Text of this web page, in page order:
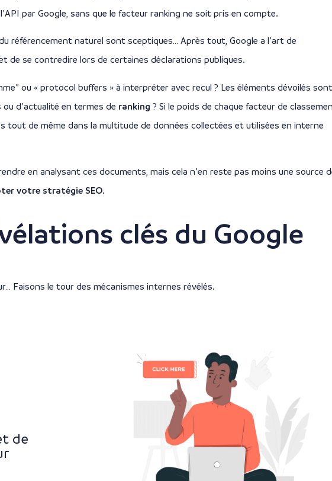
par Google, sans que le facteur ranking ne soit pris en compte.
référencement naturel sont sceptiques… Après tout, Google a l’art de
de se contredire lors de certaines déclarations publiques.
ou « protocol buffers » à interpréter avec recul ? Les éléments dévoilés
d’actualité en termes de ranking ? Si le poids de chaque facteur de
tout de même dans la multitude de données collectées et utilisées en interne
en analysant ces documents, mais cela n’en reste pas moins une source
votre stratégie SEO.
clés du Google
Faisons le tour des mécanismes internes révélés.
de